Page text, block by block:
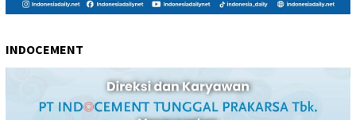
INDOCEMENT